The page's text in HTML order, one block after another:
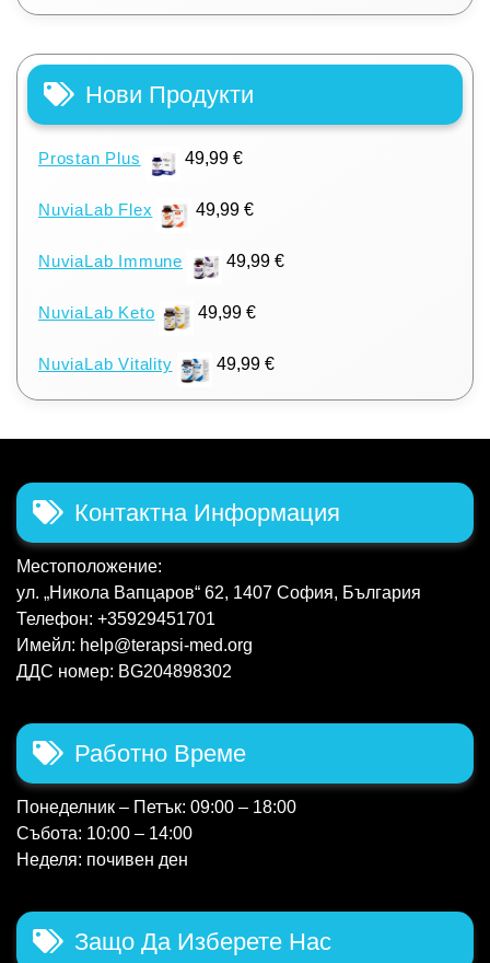
Нови Продукти
Prostan Plus 49,99 €
NuviaLab Flex 49,99€
NuviaLab Immune 49,99 €
NuviaLab Keto 49,99€
NuviaLab Vitality 49,99 €
Контактна Информация
Местоположение:
ул. „Никола Вапцаров“ 62, 1407 София, България
Телефон: +35929451701
Имейл: help@terapsi-med.org
ДДС номер: BG204898302
Работно Време
Понеделник – Петък: 09:00 – 18:00
Събота: 10:00 – 14:00
Неделя: почивен ден
Защо Да Изберете Нас